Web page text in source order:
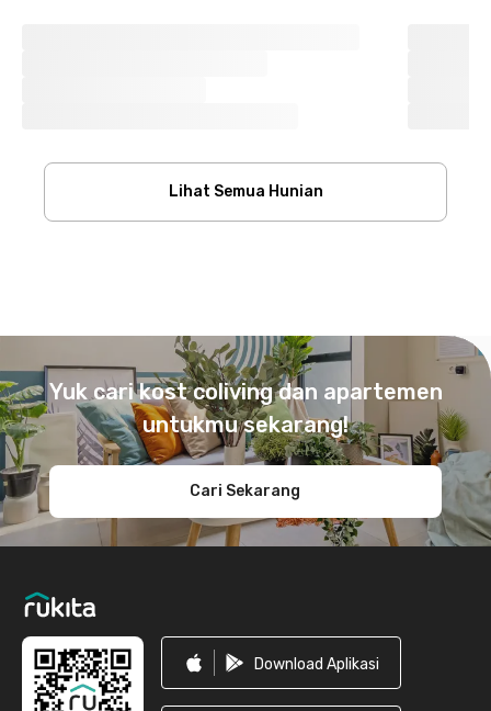
Lihat Semua Hunian
Yuk cari kost coliving dan apartemen
untukmu sekarang!
Cari Sekarang
Download Aplikasi